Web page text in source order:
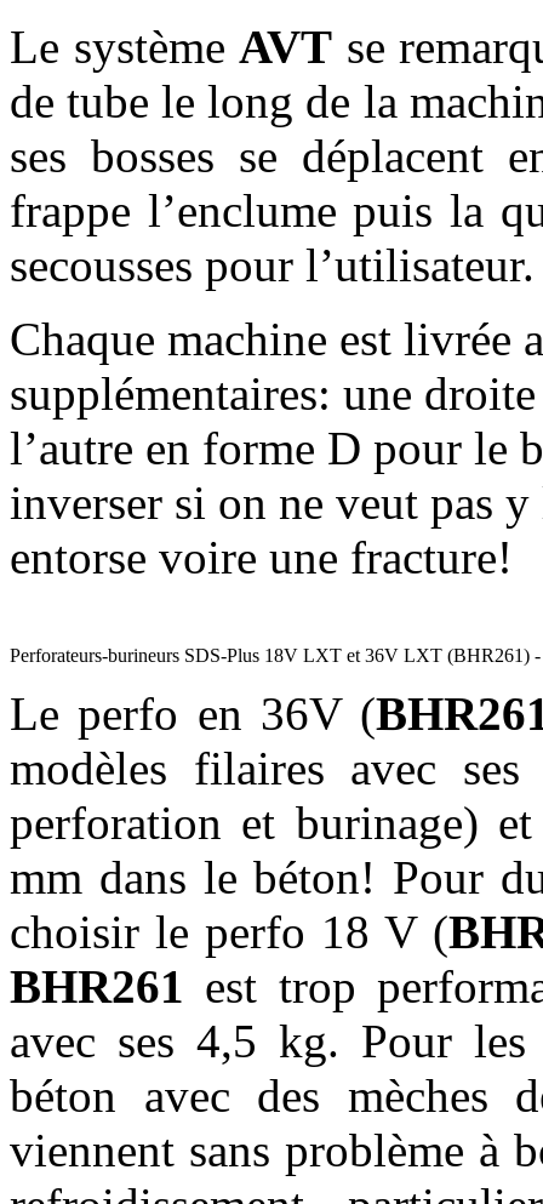
Le système AVT se
de tube le long de la
ses bosses se déplacent
frappe l’enclume puis la
secousses pour l’utilisateur.
Chaque machine est livrée
supplémentaires: une
l’autre en forme D pour le
inverser si on ne veut pas
entorse voire une fracture!
Perforateurs-burineurs SDS-Plus 18V LXT et 36V LXT (BHR261)
Le perfo en 36V (
modèles filaires avec
perforation et burinage)
mm dans le béton! Pour
choisir le perfo 18 V (
BHR261 est trop
avec ses 4,5 kg. Pour
béton avec des
viennent sans problème à